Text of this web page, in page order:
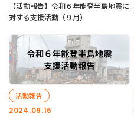
【活動報告】令和６年能登半島地震に
対する支援活動（９月）
2024.09.16
活動報告